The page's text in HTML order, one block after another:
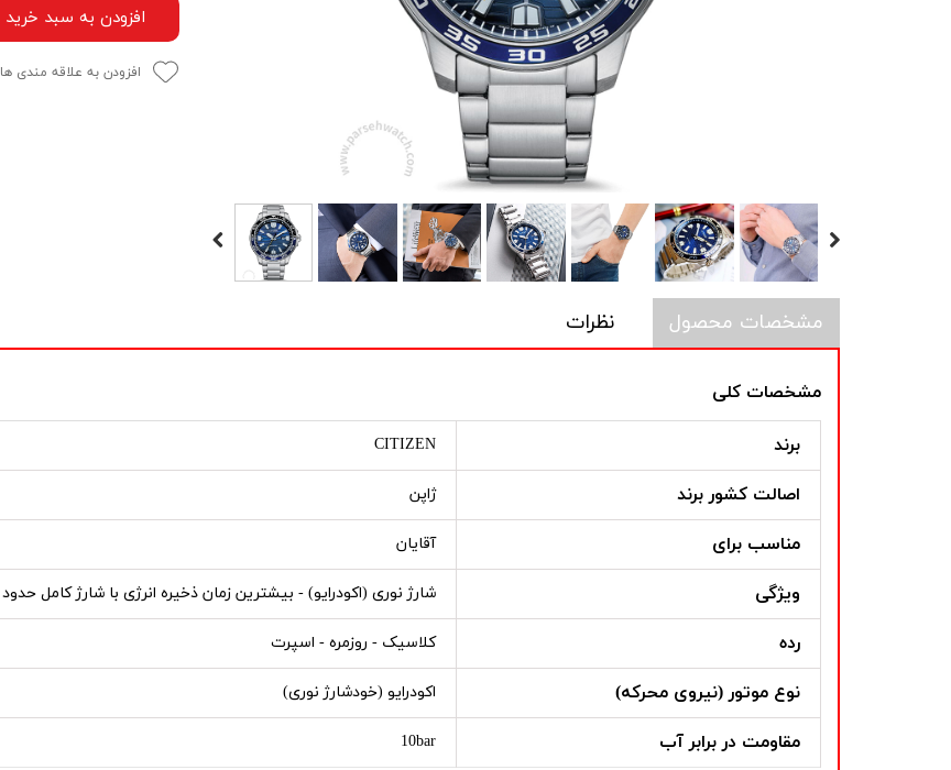
افزودن به سبد خرید
افزودن به علاقه مندی ها
مشخصات محصول نظرات
مشخصات کلی
برند CITIZEN
اصالت کشور برند ژاپن
مناسب برای آقایان
ویژگی شارژ نوری (اکودرایو) - بیشترین زمان ذخیره انرژی با شارژ کامل حدود 8 ماه - تاریخ - شب نما
رده کلاسیک - روزمره - اسپرت
نوع موتور (نیروی محرکه) اکودرایو (خودشارژ نوری)
مقاومت در برابر آب 10bar